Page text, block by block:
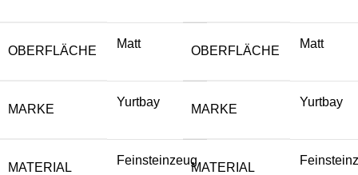
OBERFLÄCHE
Matt
MARKE
Yurtbay
MATERIAL
Feinsteinzeug
OBERFLÄCHE
Matt
MARKE
Yurtbay
MATERIAL